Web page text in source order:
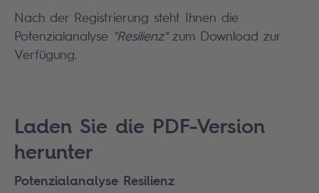
Nach der Registrierung steht Ihnen die
Potenzialanalyse "Resilienz"zum Download zur
Verfügung.
Laden Sie die PDF-Version
herunter
Potenzialanalyse Resilienz